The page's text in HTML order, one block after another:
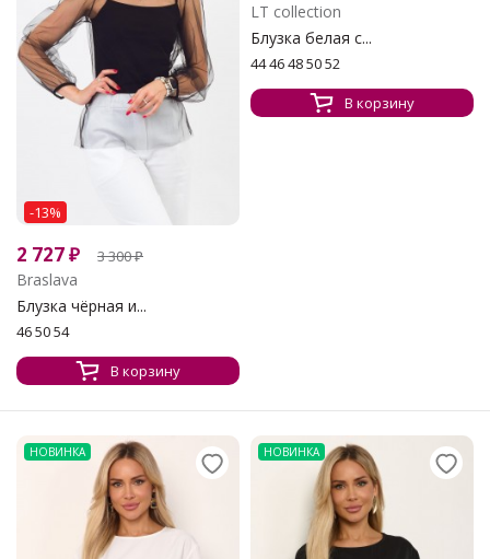
-13%
2 727₽ 3 300₽
Braslava
Блузка чёрная и...
46 50 54
В корзину
LT collection
Блузка белая с...
44 46 48 50 52
В корзину
НОВИНКА НОВИНКА